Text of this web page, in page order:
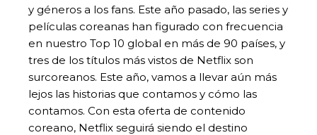
y géneros a los fans. Este año pasado, las series y
películas coreanas han figurado con frecuencia
en nuestro Top 10 global en más de 90 países, y
tres de los títulos más vistos de Netflix son
surcoreanos. Este año, vamos a llevar aún más
lejos las historias que contamos y cómo las
contamos. Con esta oferta de contenido
coreano, Netflix seguirá siendo el destino